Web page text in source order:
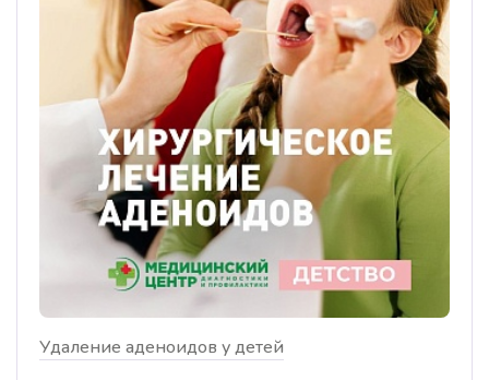
Удаление аденоидов у детей